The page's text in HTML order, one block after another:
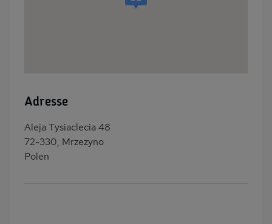
Adresse
Aleja Tysiaclecia 48
72-330, Mrzezyno
Polen